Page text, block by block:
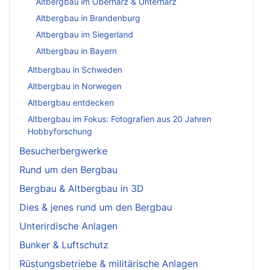
Altbergbau in Brandenburg
Altbergbau im Siegerland
Altbergbau in Bayern
Altbergbau in Schweden
Altbergbau in Norwegen
Altbergbau entdecken
Altbergbau im Fokus: Fotografien aus 20 Jahren
Hobbyforschung
Besucherbergwerke
Rund um den Bergbau
Bergbau & Altbergbau in 3D
Dies & jenes rund um den Bergbau
Unterirdische Anlagen
Bunker & Luftschutz
Rüstungsbetriebe & militärische Anlagen